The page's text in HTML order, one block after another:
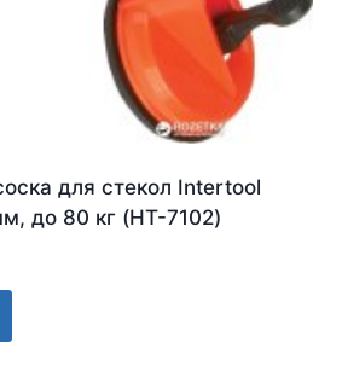
для стекол Intertool
до 80 кг (HT-7102)